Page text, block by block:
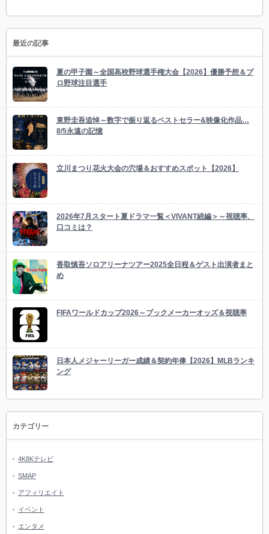
最近の記事
夏の甲子園～全国高校野球選手権大会【2026】優勝予想＆プ
ロ野球注目選手
東野圭吾追悼～数字で振り返るベストセラー&映像化作品…
8/5永遠の記憶
立川まつり花火大会の穴場＆おすすめスポット【2026】
2026年7月スタート夏ドラマ一覧＜VIVANT続編＞～視聴率、
口コミは？
香取慎吾ソロアリーナツアー2025全日程＆ゲスト出演者まと
め
FIFAワールドカップ2026～ブックメーカーオッズ＆視聴率
日本人メジャーリーガー成績＆契約年俸【2026】MLBランキ
ング
カテゴリー
4K8Kテレビ
SMAP
アフィリエイト
イベント
エンタメ